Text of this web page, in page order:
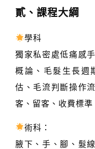
貳、課程大綱
學科
獨家私密處低痛感
概論、毛髮生長週
估、毛流判斷操作
客、留客、收費標準
術科：
腋下、手、腳、髮